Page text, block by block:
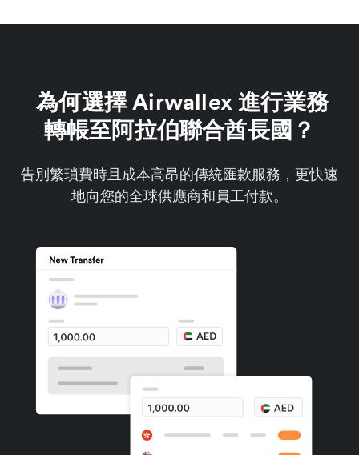
為何選擇 Airwallex 進行業務
轉帳至阿拉伯聯合酋長國？
告別繁瑣費時且成本高昂的傳統匯款服務，更快速
地向您的全球供應商和員工付款。